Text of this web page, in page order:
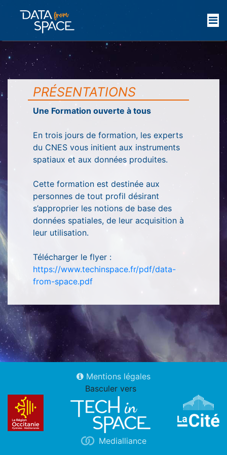
PRÉSENTATIONS
Une Formation ouverte à tous
En trois jours de formation, les experts
du CNES vous initient aux instruments
spatiaux et aux données produites.
Cette formation est destinée aux
personnes de tout profil désirant
s’approprier les notions de base des
données spatiales, de leur acquisition à
leur utilisation.
Télécharger le flyer :
https://www.techinspace.fr/pdf/data-
from-space.pdf
Mentions légales
Basculer vers
Medialliance